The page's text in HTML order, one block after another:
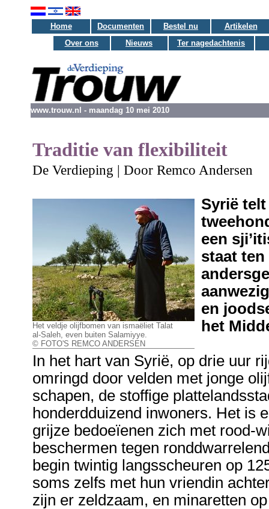
Home Documenten Bestel nu
Artikelen
Over ons
Nieuws Ter nagedachtenis
www.trouw.nl - maandag 10 mei 2010
Traditie van flexibiliteit
De Verdieping | Door Remco Andersen
Het veldje olijfbomen van ismaëliet Talat
al-Saleh, even buiten Salamiyye.
© FOTO'S REMCO ANDERSEN
Syrië telt
een
staat
en
het
In het hart van Syrië, op drie uur
omringd door velden met jonge
schapen, de stoffige
honderdduizend inwoners. Het is
grijze bedoeïenen zich met rood-
beschermen tegen
begin twintig langsscheuren op
soms zelfs met hun vriendin
zijn er zeldzaam, en minaretten